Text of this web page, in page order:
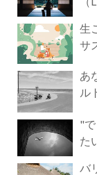
生
サ
あな
ル
"
た
バ